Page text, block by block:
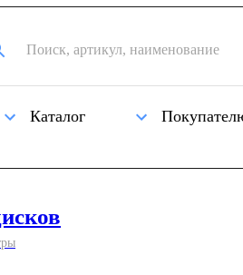
Каталог